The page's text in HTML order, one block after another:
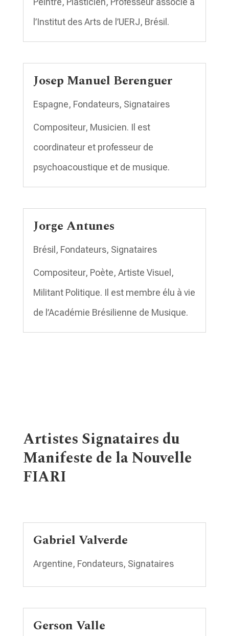
l’Institut des Arts de l’UERJ, Brésil.
Josep Manuel Berenguer
Espagne, Fondateurs, Signataires
Compositeur, Musicien. Il est
coordinateur et professeur de
psychoacoustique et de musique.
Jorge Antunes
Brésil , Fondateurs, Signataires
Compositeur, Poète, Artiste Visuel,
Militant Politique. Il est membre élu à vie
de l’Académie Brésilienne de Musique.
Artistes Signataires du
Manifeste de la Nouvelle
FIARI
Gabriel Valverde
Argentine, Fondateurs, Signataires
Gerson Valle